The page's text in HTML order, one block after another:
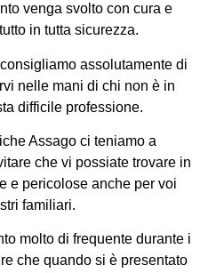
venga svolto con cura e
in tutta sicurezza.
assolutamente di
nelle mani di chi non è in
difficile professione.
Assago ci teniamo a
che vi possiate trovare in
e pericolose anche per voi
familiari.
molto di frequente durante i
che quando si è presentato